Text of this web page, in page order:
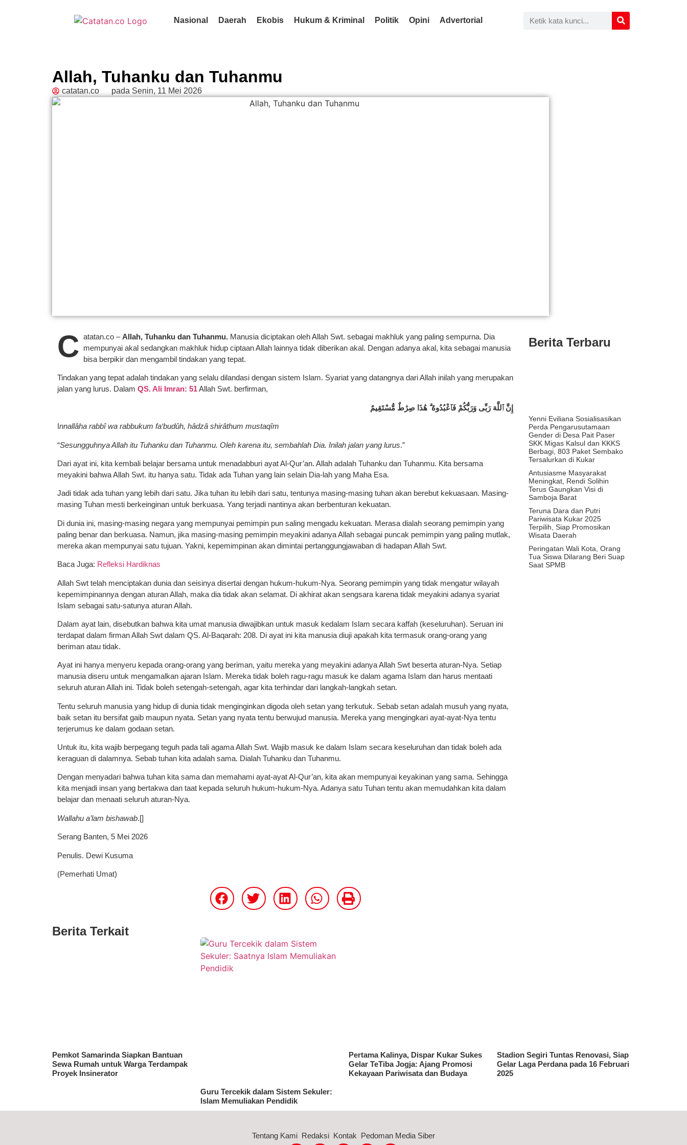
Nasional Daerah Ekobis Hukum & Kriminal Politik Opini Advertorial
Allah, Tuhanku dan Tuhanmu
catatan.co pada Senin, 11 Mei 2026
C atatan.co –Allah, Tuhanku dan Tuhanmu. Manusia diciptakan oleh Allah Swt. sebagai makhluk yang paling sempurna. Dia
mempunyai akal sedangkan makhluk hidup ciptaan Allah lainnya tidak diberikan akal. Dengan adanya akal, kita sebagai manusia
bisa berpikir dan mengambil tindakan yang tepat.
Tindakan yang tepat adalah tindakan yang selalu dilandasi dengan sistem Islam. Syariat yang datangnya dari Allah inilah yang merupakan
jalan yang lurus. Dalam QS. Ali Imran: 51Allah Swt. berfirman,
إِنَّ ٱللَّهَ رَبِّى وَرَبُّكُمْ فَٱعْبُدُوهُ ۗ هَٰذَا صِرَٰطٌ مُّسْتَقِيمٌ
Innallâha rabbî wa rabbukum fa‘budûh, hâdzâ shirâthum mustaqîm
“Sesungguhnya Allah itu Tuhanku dan Tuhanmu. Oleh karena itu, sembahlah Dia. Inilah jalan yang lurus.”
Dari ayat ini, kita kembali belajar bersama untuk menadabburi ayat Al-Qur’an. Allah adalah Tuhanku dan Tuhanmu. Kita bersama
meyakini bahwa Allah Swt. itu hanya satu. Tidak ada Tuhan yang lain selain Dia-lah yang Maha Esa.
Jadi tidak ada tuhan yang lebih dari satu. Jika tuhan itu lebih dari satu, tentunya masing-masing tuhan akan berebut kekuasaan. Masing-
masing Tuhan mesti berkeinginan untuk berkuasa. Yang terjadi nantinya akan berbenturan kekuatan.
Di dunia ini, masing-masing negara yang mempunyai pemimpin pun saling mengadu kekuatan. Merasa dialah seorang pemimpin yang
paling benar dan berkuasa. Namun, jika masing-masing pemimpin meyakini adanya Allah sebagai puncak pemimpin yang paling mutlak,
mereka akan mempunyai satu tujuan. Yakni, kepemimpinan akan dimintai pertanggungjawaban di hadapan Allah Swt.
Baca Juga: Refleksi Hardiknas
Allah Swt telah menciptakan dunia dan seisinya disertai dengan hukum-hukum-Nya. Seorang pemimpin yang tidak mengatur wilayah
kepemimpinannya dengan aturan Allah, maka dia tidak akan selamat. Di akhirat akan sengsara karena tidak meyakini adanya syariat
Islam sebagai satu-satunya aturan Allah.
Dalam ayat lain, disebutkan bahwa kita umat manusia diwajibkan untuk masuk kedalam Islam secara kaffah (keseluruhan). Seruan ini
terdapat dalam firman Allah Swt dalam QS. Al-Baqarah: 208. Di ayat ini kita manusia diuji apakah kita termasuk orang-orang yang
beriman atau tidak.
Ayat ini hanya menyeru kepada orang-orang yang beriman, yaitu mereka yang meyakini adanya Allah Swt beserta aturan-Nya. Setiap
manusia diseru untuk mengamalkan ajaran Islam. Mereka tidak boleh ragu-ragu masuk ke dalam agama Islam dan harus mentaati
seluruh aturan Allah ini. Tidak boleh setengah-setengah, agar kita terhindar dari langkah-langkah setan.
Tentu seluruh manusia yang hidup di dunia tidak menginginkan digoda oleh setan yang terkutuk. Sebab setan adalah musuh yang nyata,
baik setan itu bersifat gaib maupun nyata. Setan yang nyata tentu berwujud manusia. Mereka yang mengingkari ayat-ayat-Nya tentu
terjerumus ke dalam godaan setan.
Untuk itu, kita wajib berpegang teguh pada tali agama Allah Swt. Wajib masuk ke dalam Islam secara keseluruhan dan tidak boleh ada
keraguan di dalamnya. Sebab tuhan kita adalah sama. Dialah Tuhanku dan Tuhanmu.
Dengan menyadari bahwa tuhan kita sama dan memahami ayat-ayat Al-Qur’an, kita akan mempunyai keyakinan yang sama. Sehingga
kita menjadi insan yang bertakwa dan taat kepada seluruh hukum-hukum-Nya. Adanya satu Tuhan tentu akan memudahkan kita dalam
belajar dan menaati seluruh aturan-Nya.
Wallahu a’lam bishawab.[]
Serang Banten, 5 Mei 2026
Penulis. Dewi Kusuma
(Pemerhati Umat)
Berita Terbaru
Yenni Eviliana Sosialisasikan
Perda Pengarusutamaan
Gender di Desa Pait Paser
SKK Migas Kalsul dan KKKS
Berbagi, 803 Paket Sembako
Tersalurkan di Kukar
Antusiasme Masyarakat
Meningkat, Rendi Solihin
Terus Gaungkan Visi di
Samboja Barat
Teruna Dara dan Putri
Pariwisata Kukar 2025
Terpilih, Siap Promosikan
Wisata Daerah
Peringatan Wali Kota, Orang
Tua Siswa Dilarang Beri Suap
Saat SPMB
Berita Terkait
Pemkot Samarinda Siapkan Bantuan
Sewa Rumah untuk Warga Terdampak
Proyek Insinerator
Guru Tercekik dalam Sistem Sekuler:
Islam Memuliakan Pendidik
Pertama Kalinya, Dispar Kukar Sukes
Gelar TeTiba Jogja: Ajang Promosi
Kekayaan Pariwisata dan Budaya
Stadion Segiri Tuntas Renovasi, Siap
Gelar Laga Perdana pada 16 Februari
2025
Tentang Kami Redaksi Kontak Pedoman Media Siber